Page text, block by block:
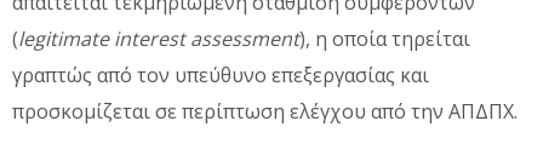
(legitimate interest assessment), η οποία τηρείται
γραπτώς από τον υπεύθυνο επεξεργασίας και
προσκομίζεται σε περίπτωση ελέγχου από την ΑΠΔΠΧ.